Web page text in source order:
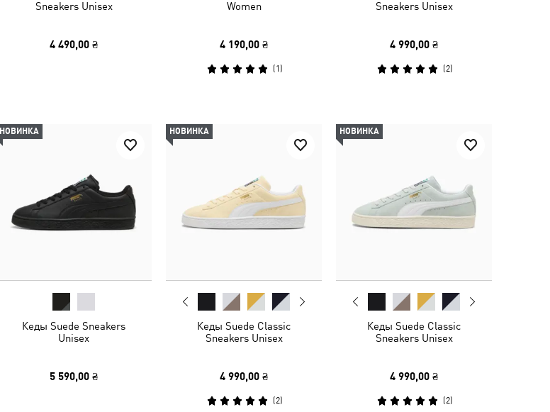
Sneakers Unisex
4 490,00 ₴
Women
4 190,00 ₴
(1 )
Sneakers Unisex
4 990,00 ₴
(2)
НОВИНКА
Кеды Suede Sneakers
Unisex
5 590,00 ₴
НОВИНКА
Кеды Suede Classic
Sneakers Unisex
4 990,00 ₴
(2)
НОВИНКА
Кеды Suede Classic
Sneakers Unisex
4 990,00 ₴
(2)